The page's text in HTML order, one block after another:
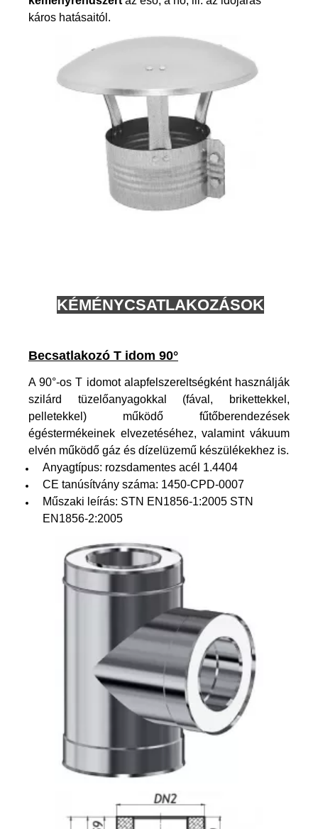
káros hatásaitól.
KÉMÉNYCSATLAKOZÁSOK
Becsatlakozó T idom 90°
A 90°-os T idomot alapfelszereltségként használják
szilárd tüzelőanyagokkal (fával, brikettekkel,
pelletekkel) működő fűtőberendezések
égéstermékeinek elvezetéséhez, valamint vákuum
elvén működő gáz és dízelüzemű készülékekhez is.
Anyagtípus: rozsdamentes acél 1.4404
CE tanúsítvány száma: 1450-CPD-0007
Műszaki leírás: STN EN1856-1:2005 STN
EN1856-2:2005